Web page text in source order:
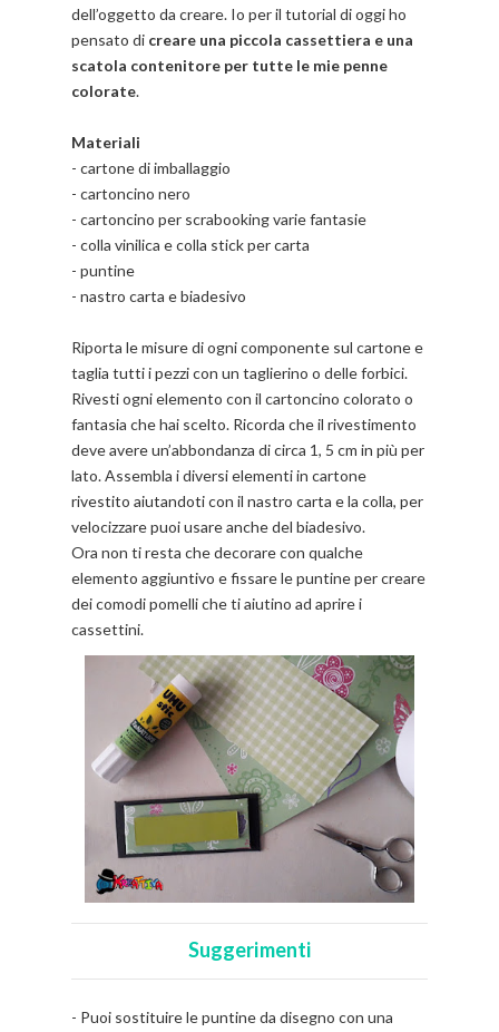
dell’oggetto da creare. Io per il tutorial di oggi ho
pensato di creare una piccola cassettiera e una
scatola contenitore per tutte le mie penne
colorate.
Materiali
- cartone di imballaggio
- cartoncino nero
- cartoncino per scrabooking varie fantasie
- colla vinilica e colla stick per carta
- puntine
- nastro carta e biadesivo
Riporta le misure di ogni componente sul cartone e
taglia tutti i pezzi con un taglierino o delle forbici.
Rivesti ogni elemento con il cartoncino colorato o
fantasia che hai scelto. Ricorda che il rivestimento
deve avere un’abbondanza di circa 1, 5 cm in più per
lato. Assembla i diversi elementi in cartone
rivestito aiutandoti con il nastro carta e la colla, per
velocizzare puoi usare anche del biadesivo.
Ora non ti resta che decorare con qualche
elemento aggiuntivo e fissare le puntine per creare
dei comodi pomelli che ti aiutino ad aprire i
cassettini.
Suggerimenti
- Puoi sostituire le puntine da disegno con una